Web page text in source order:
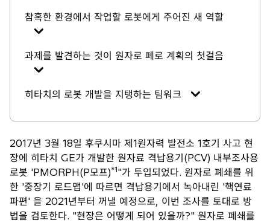
참혹한 환경에서 작업할 로봇에게 주어진 새 역할
과제를 발견하는 것이 원자로 폐로 계획의 첫걸음
히타치의 로봇 개발을 지탱하는 팀워크
2017년 3월 18일 후쿠시마 제1원자력 발전소 1호기 사고 현
장에 히타치 GE가 개발한 원자료 격납용기(PCV) 내부조사용
로봇 'PMORPH(P모프)*1"가 투입되었다. 원자로 폐쇄를 위
한 '중장기 로드맵'에 따르면 격납용기에서 녹아내린 '핵연료
파편' 을 2021년부터 꺼낼 예정으로, 이번 조사를 토대로 방
법을 검토한다. "현장은 어떻게 되어 있을까?" 원자로 폐쇄를